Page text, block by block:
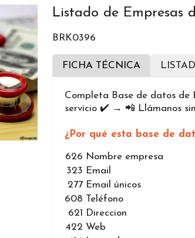
Listado de Empresas
BRK0396
FICHA TÉCNICA
Completa Base de datos de
servicio ✔️ → 📲 Llámanos
¿Por qué esta base de
626 Nombre empresa
323 Email
277 Email únicos
608 Teléfono
621
Direccion
422 Web